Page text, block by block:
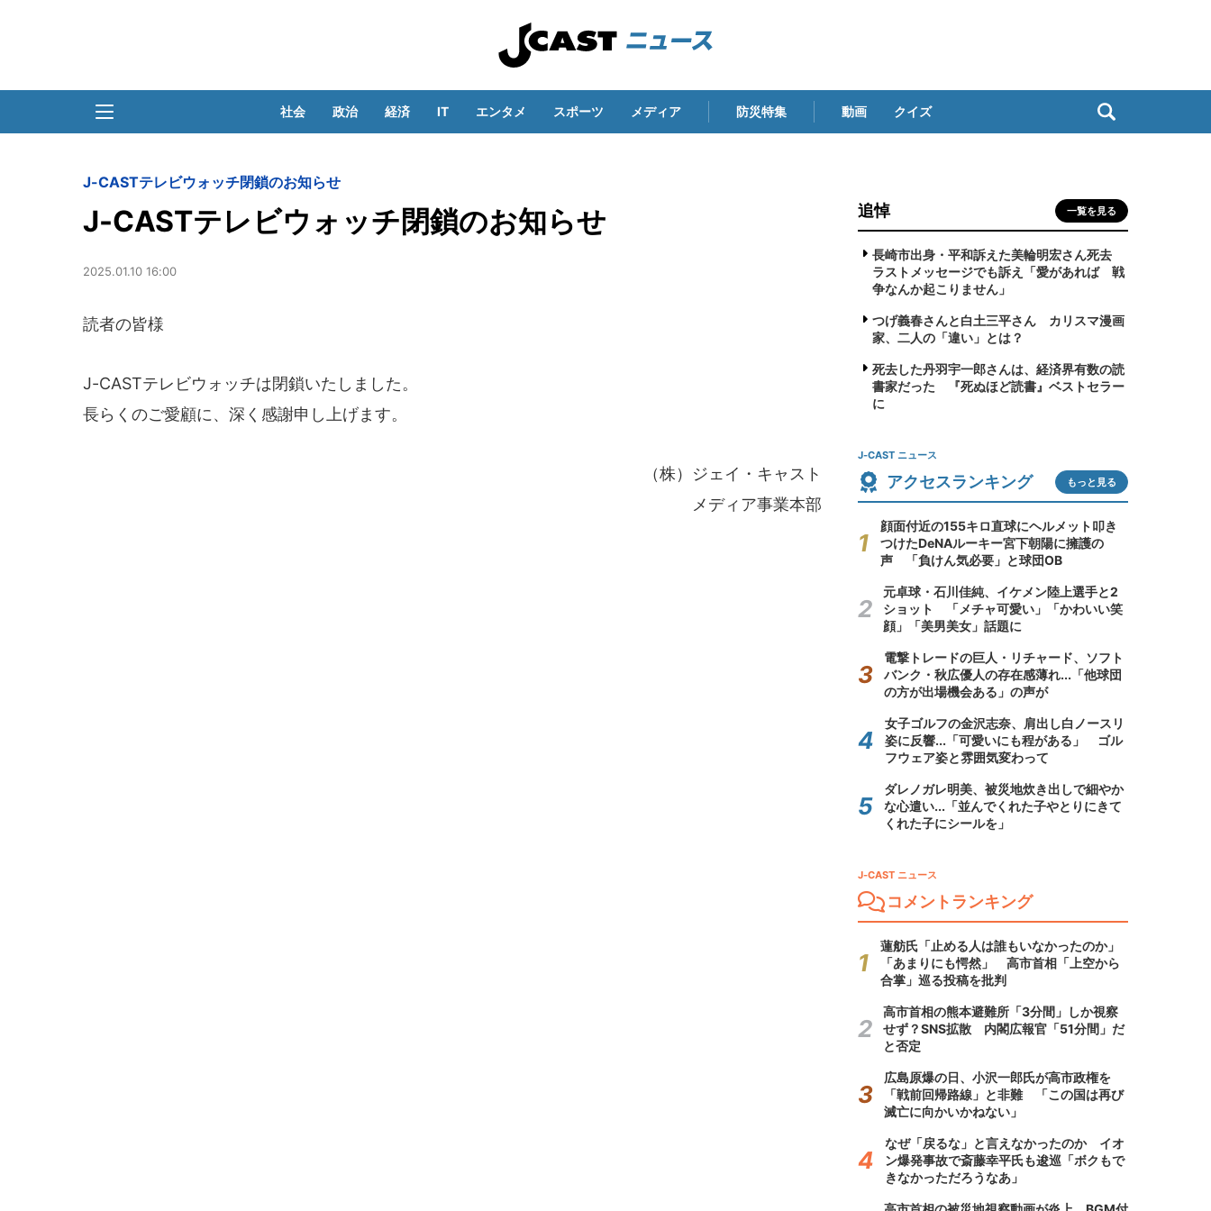
社会 政治 経済 IT エンタメ スポーツ メディア 防災特集 動画 クイズ
J-CASTテレビウォッチ閉鎖のお知らせ
J-CASTテレビウォッチ閉鎖のお知らせ
2025.01.10 16:00
読者の皆様
J-CASTテレビウォッチは閉鎖いたしました。
長らくのご愛顧に、深く感謝申し上げます。
（株）ジェイ・キャスト
メディア事業本部
追悼 一覧を見る
長崎市出身・平和訴えた美輪明宏さん死去
ラストメッセージでも訴え「愛があれば 戦
争なんか起こりません」
つげ義春さんと白土三平さん カリスマ漫画
家、二人の「違い」とは？
死去した丹羽宇一郎さんは、経済界有数の読
書家だった 『死ぬほど読書』ベストセラー
に
J-CAST ニュース
アクセスランキング もっと見る
顔面付近の155キロ直球にヘルメット叩き
つけたDeNAルーキー宮下朝陽に擁護の
声 「負けん気必要」と球団OB
元卓球・石川佳純、イケメン陸上選手と2
ショット 「メチャ可愛い」「かわいい笑
顔」「美男美女」話題に
電撃トレードの巨人・リチャード、ソフト
バンク・秋広優人の存在感薄れ...「他球団
の方が出場機会ある」の声が
女子ゴルフの金沢志奈、肩出し白ノースリ
姿に反響...「可愛いにも程がある」 ゴル
フウェア姿と雰囲気変わって
ダレノガレ明美、被災地炊き出しで細やか
な心遣い...「並んでくれた子やとりにきて
くれた子にシールを」
J-CAST ニュース
コメントランキング
蓮舫氏「止める人は誰もいなかったのか」
「あまりにも愕然」 高市首相「上空から
合掌」巡る投稿を批判
高市首相の熊本避難所「3分間」しか視察
せず？SNS拡散 内閣広報官「51分間」だ
と否定
広島原爆の日、小沢一郎氏が高市政権を
「戦前回帰路線」と非難 「この国は再び
滅亡に向かいかねない」
なぜ「戻るな」と言えなかったのか イオ
ン爆発事故で斎藤幸平氏も逡巡「ボクもで
きなかっただろうなあ」